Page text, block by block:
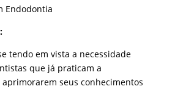
Endodontia
tendo em vista a necessidade
que já praticam a
seus conhecimentos